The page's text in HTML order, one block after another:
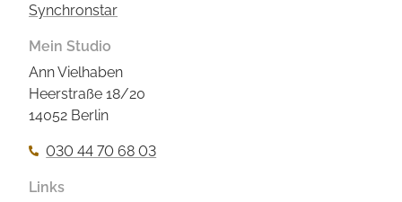
Synchronstar
Mein Studio
Ann Vielhaben
Heerstraße 18/20
14052 Berlin
030 44 70 68 03
Links